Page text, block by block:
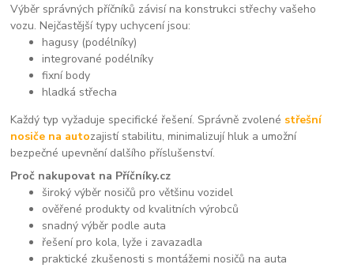
Výběr správných příčníků závisí na konstrukci střechy vašeho
vozu. Nejčastější typy uchycení jsou:
hagusy (podélníky)
integrované podélníky
fixní body
hladká střecha
Každý typ vyžaduje specifické řešení. Správně zvolené střešní
nosiče na autozajistí stabilitu, minimalizují hluk a umožní
bezpečné upevnění dalšího příslušenství.
Proč nakupovat na Příčníky.cz
široký výběr nosičů pro většinu vozidel
ověřené produkty od kvalitních výrobců
snadný výběr podle auta
řešení pro kola, lyže i zavazadla
praktické zkušenosti s montážemi nosičů na auta